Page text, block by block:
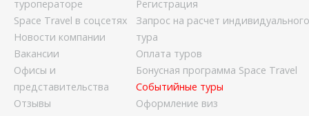
туроператоре
Space Travel в соцсетях
Новости компании
Вакансии
Офисы и
представительства
Отзывы
Регистрация
Запрос на расчет индивидуального
тура
Оплата туров
Бонусная программа Space Travel
Событийные туры
Оформление виз